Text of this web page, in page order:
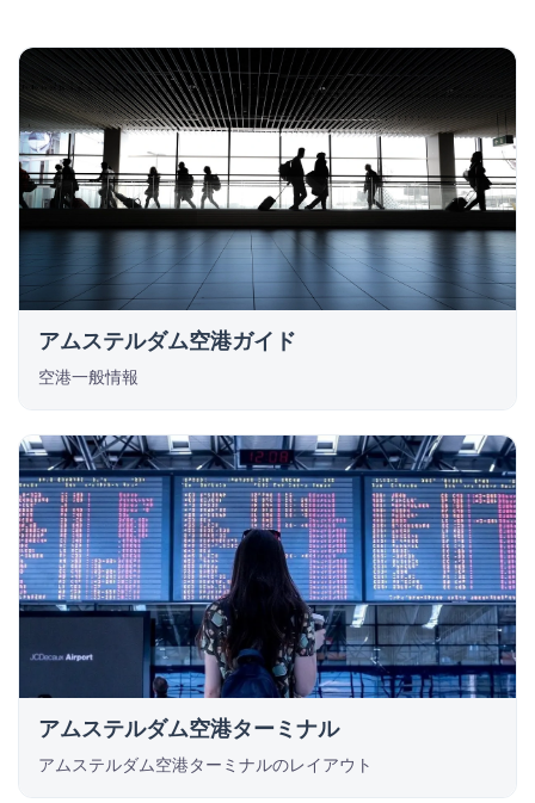
アムステルダム空港ガイド
空港一般情報
アムステルダム空港ターミナル
アムステルダム空港ターミナルのレイアウト